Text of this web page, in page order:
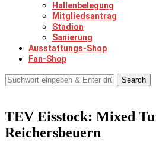
Hallenbelegung
Mitgliedsantrag
Stadion
Sanierung
Ausstattungs-Shop
Fan-Shop
Search
TEV Eisstock: Mixed
Reichersbeuern